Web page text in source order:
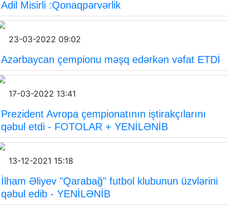
Adil Misirli :Qonaqpərvərlik
23-03-2022 09:02
Azərbaycan çempionu məşq edərkən vəfat ETDİ
17-03-2022 13:41
Prezident Avropa çempionatının iştirakçılarını
qəbul etdi - FOTOLAR + YENİLƏNİB
13-12-2021 15:18
İlham Əliyev "Qarabağ" futbol klubunun üzvlərini
qəbul edib - YENİLƏNİB